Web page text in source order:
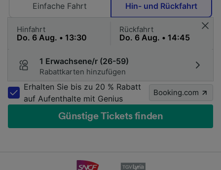
Einfache Fahrt
Hin- und Rückfahrt
Hinfahrt Rückfahrt
1 Erwachsene/r (26-59)
Rabattkarten hinzufügen
Erhalten Sie bis zu 20 % Rabatt
auf Aufenthalte mit Genius
Booking.com
Günstige Tickets finden